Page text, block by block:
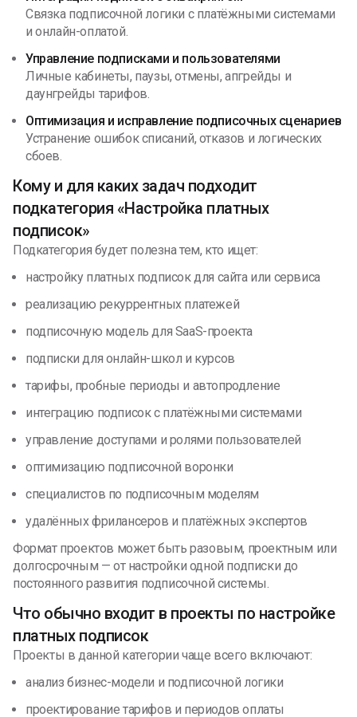
Связка подписочной логики с платёжными системами
и онлайн-оплатой.
Управление подписками и пользователями
Личные кабинеты, паузы, отмены, апгрейды и
даунгрейды тарифов.
Оптимизация и исправление подписочных сценариев
Устранение ошибок списаний, отказов и логических
сбоев.
Кому и для каких задач подходит
подкатегория «Настройка платных
подписок»
Подкатегория будет полезна тем, кто ищет:
настройку платных подписок для сайта или сервиса
реализацию рекуррентных платежей
подписочную модель для SaaS-проекта
подписки для онлайн-школ и курсов
тарифы, пробные периоды и автопродление
интеграцию подписок с платёжными системами
управление доступами и ролями пользователей
оптимизацию подписочной воронки
специалистов по подписочным моделям
удалённых фрилансеров и платёжных экспертов
Формат проектов может быть разовым, проектным или
долгосрочным — от настройки одной подписки до
постоянного развития подписочной системы.
Что обычно входит в проекты по настройке
платных подписок
Проекты в данной категории чаще всего включают:
анализ бизнес-модели и подписочной логики
проектирование тарифов и периодов оплаты